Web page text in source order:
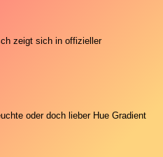
zeigt sich in offizieller
oder doch lieber Hue Gradient